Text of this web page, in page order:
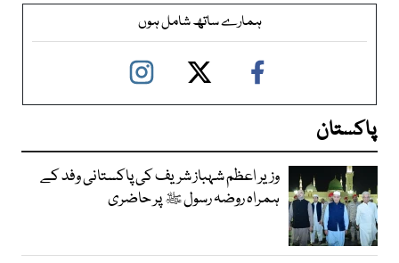
ہمارے ساتھ شامل ہوں
پاکستان
وزیر اعظم شہباز شریف کی پاکستانی وفد کے
ہمراہ روضہ رسول ﷺ پر حاضری